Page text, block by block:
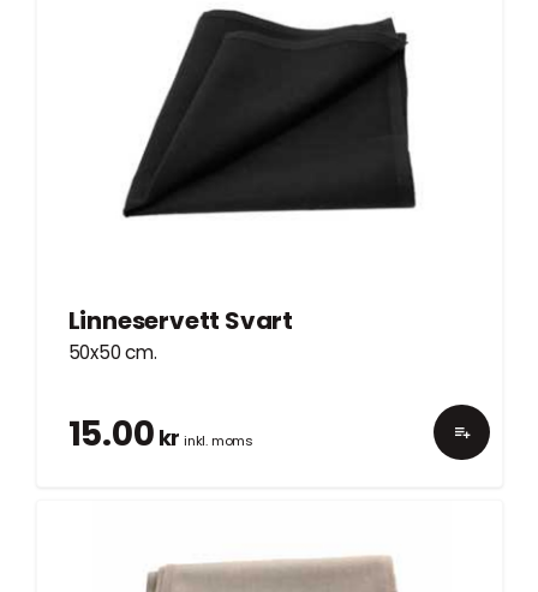
Linneservett Svart
50x50 cm.
15.00 kr inkl. moms